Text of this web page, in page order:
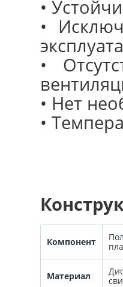
•
•
•
• Нет
•
Компонент
Материал